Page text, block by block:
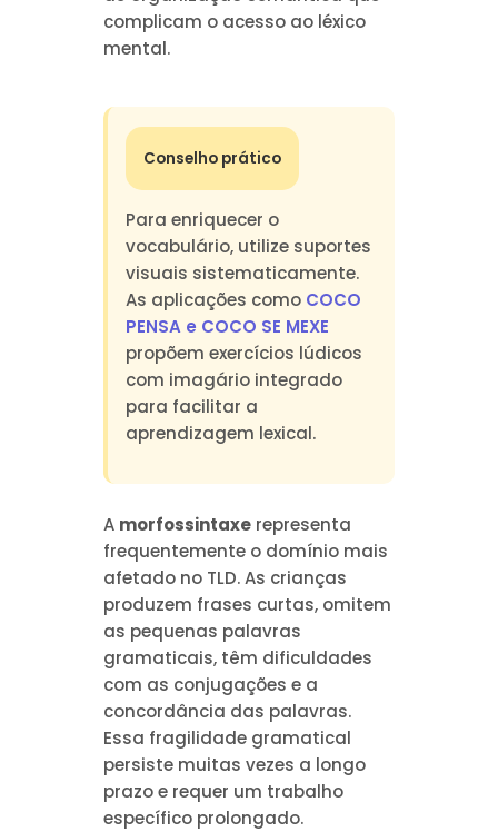
complicam o acesso ao léxico
mental.
Conselho prático
Para enriquecer o
vocabulário, utilize suportes
visuais sistematicamente.
As aplicações como COCO
PENSA e COCO SE MEXE
propõem exercícios lúdicos
com imagário integrado
para facilitar a
aprendizagem lexical.
A morfossintaxerepresenta
frequentemente o domínio mais
afetado no TLD. As crianças
produzem frases curtas, omitem
as pequenas palavras
gramaticais, têm dificuldades
com as conjugações e a
concordância das palavras.
Essa fragilidade gramatical
persiste muitas vezes a longo
prazo e requer um trabalho
específico prolongado.